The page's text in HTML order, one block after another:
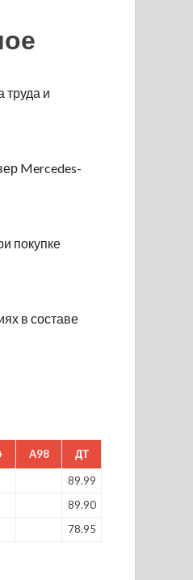
труда и
Mercedes-
покупке
в составе
A98 ДТ
89.99
89.90
78.95